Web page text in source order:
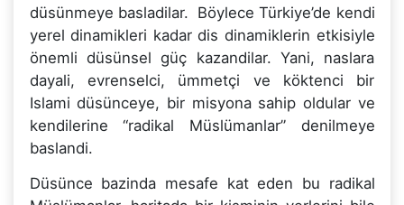
düsünmeye basladilar. Böylece Türkiye’de kendi
yerel dinamikleri kadar dis dinamiklerin etkisiyle
önemli düsünsel güç kazandilar. Yani, naslara
dayali, evrenselci, ümmetçi ve köktenci bir
Islami düsünceye, bir misyona sahip oldular ve
kendilerine “radikal Müslümanlar” denilmeye
baslandi.
Düsünce bazinda mesafe kat eden bu radikal